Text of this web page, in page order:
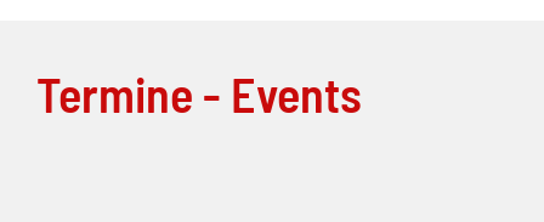
Termine - Events